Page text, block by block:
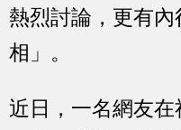
熱烈討論，更有
相」。
近日，一名網友